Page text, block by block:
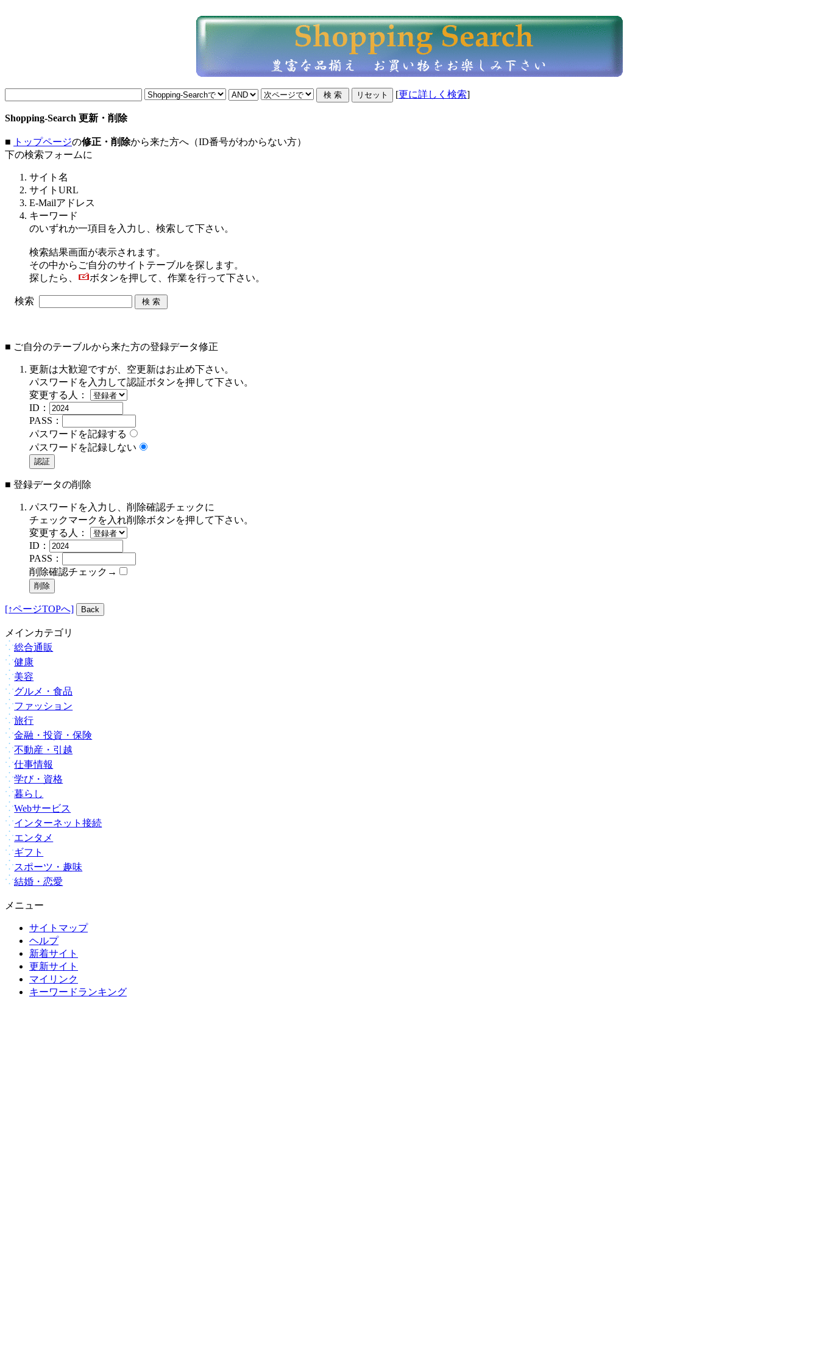
[更に詳しく検索]
Shopping-Search 更新・削除
■ トップページの修正・削除から来た方へ（ID番号がわからない方）
下の検索フォームに
サイト名
サイトURL
E-Mailアドレス
キーワード
のいずれか一項目を入力し、検索して下さい。
検索結果画面が表示されます。
その中からご自分のサイトテーブルを探します。
探したら、
ボタンを押して、作業を行って下さい。
検索
■ ご自分のテーブルから来た方の登録データ修正
更新は大歓迎ですが、空更新はお止め下さい。
パスワードを入力して認証ボタンを押して下さい。
変更する人：
ID：
PASS：
パスワードを記録する
パスワードを記録しない
■ 登録データの削除
パスワードを入力し、削除確認チェックに
チェックマークを入れ削除ボタンを押して下さい。
変更する人：
ID：
PASS：
削除確認チェック→
[↑ページTOPへ]
メインカテゴリ
総合通販
健康
美容
グルメ・食品
ファッション
旅行
金融・投資・保険
不動産・引越
仕事情報
学び・資格
暮らし
Webサービス
インターネット接続
エンタメ
ギフト
スポーツ・趣味
結婚・恋愛
メニュー
サイトマップ
ヘルプ
新着サイト
更新サイト
マイリンク
キーワードランキング